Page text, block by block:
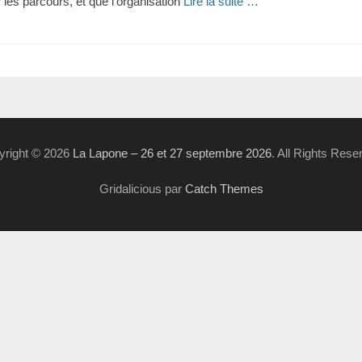
© 2026 La Lapone – 26 et 27 septembre 2026. All Rights
Gridalicious par Catch Themes